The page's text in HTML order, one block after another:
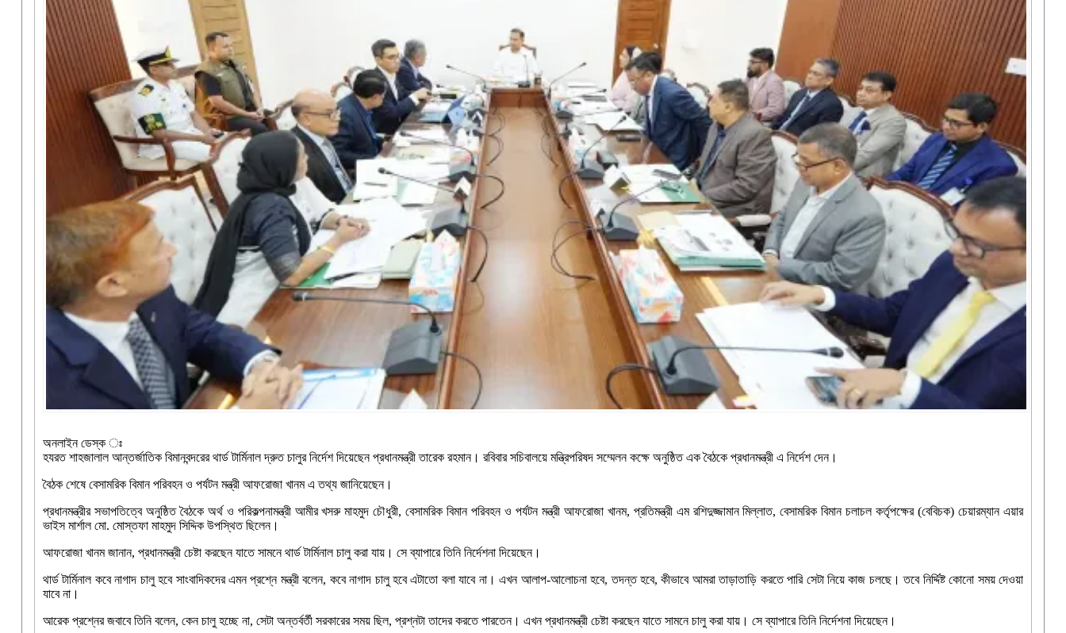
অনলাইন ডেস্ক ঃ
হযরত শাহজালাল আন্তর্জাতিক বিমানবন্দরের থার্ড টার্মিনাল দ্রুত চালুর নির্দেশ দিয়েছেন প্রধানমন্ত্রী তারেক রহমান। রবিবার সচিবালয়ে মন্ত্রিপরিষদ সম্মেলন কক্ষে অনুষ্ঠিত এক বৈঠকে প্রধানমন্ত্রী এ নির্দেশ দেন।
বৈঠক শেষে বেসামরিক বিমান পরিবহন ও পর্যটন মন্ত্রী আফরোজা খানম এ তথ্য জানিয়েছেন।
প্রধানমন্ত্রীর সভাপতিত্বে অনুষ্ঠিত বৈঠকে অর্থ ও পরিকল্পনামন্ত্রী আমীর খসরু মাহমুদ চৌধুরী, বেসামরিক বিমান পরিবহন ও পর্যটন মন্ত্রী আফরোজা খানম, প্রতিমন্ত্রী এম রশিদুজ্জামান মিল্লাত, বেসামরিক বিমান চলাচল কর্তৃপক্ষের (বেবিচক) চেয়ারম্যান এয়ার
ভাইস মার্শাল মো. মোস্তফা মাহমুদ সিদ্দিক উপস্থিত ছিলেন।
আফরোজা খানম জানান, প্রধানমন্ত্রী চেষ্টা করছেন যাতে সামনে থার্ড টার্মিনাল চালু করা যায়। সে ব্যাপারে তিনি নির্দেশনা দিয়েছেন।
থার্ড টার্মিনাল কবে নাগাদ চালু হবে সাংবাদিকদের এমন প্রশ্নে মন্ত্রী বলেন, কবে নাগাদ চালু হবে এটাতো বলা যাবে না। এখন আলাপ-আলোচনা হবে, তদন্ত হবে, কীভাবে আমরা তাড়াতাড়ি করতে পারি সেটা নিয়ে কাজ চলছে। তবে নির্দ্দিষ্ট কোনো সময় দেওয়া
যাবে না।
আরেক প্রশ্নের জবাবে তিনি বলেন, কেন চালু হচ্ছে না, সেটা অন্তর্বর্তী সরকারের সময় ছিল, প্রশ্নটা তাদের করতে পারতেন। এখন প্রধানমন্ত্রী চেষ্টা করছেন যাতে সামনে চালু করা যায়। সে ব্যাপারে তিনি নির্দেশনা দিয়েছেন।